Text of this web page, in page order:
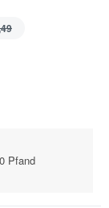
Pfand